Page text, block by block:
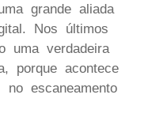
grande aliada
Nos últimos
uma verdadeira
porque acontece
escaneamento